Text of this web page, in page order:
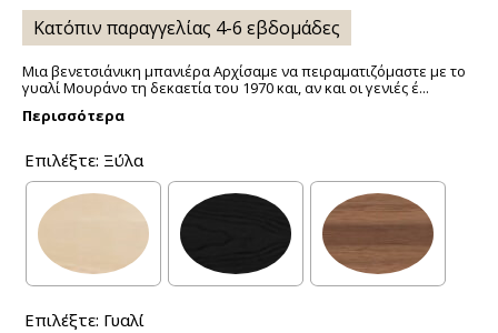
Κατόπιν παραγγελίας 4-6 εβδομάδες
Μια βενετσιάνικη μπανιέρα Αρχίσαμε να πειραματιζόμαστε με το
γυαλί Μουράνο τη δεκαετία του 1970 και, αν και οι γενιές έ...
Περισσότερα
Επιλέξτε: Ξύλα
Επιλέξτε: Γυαλί